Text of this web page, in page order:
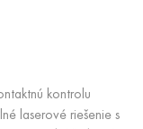
kontrolu
laserové riešenie s